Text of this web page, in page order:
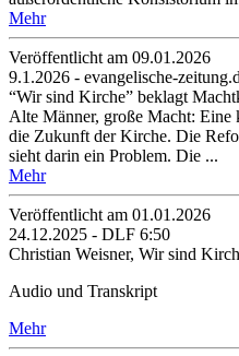
Mehr
Veröffentlicht am 09­.01.2026
9.1.2026 - evangelische-
“Wir sind Kirche” beklagt
Alte Männer, große Macht: Eine
die Zukunft der Kirche. Die
sieht darin ein Problem. Die ...
Mehr
Veröffentlicht am 01­.01.2026
24.12.2025 - DLF 6:50
Christian Weisner, Wir sind
Audio und Transkript
Mehr